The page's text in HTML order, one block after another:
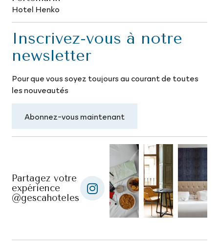
Hotel Henko
Inscrivez-vous à notre
newsletter
Pour que vous soyez toujours au courant de toutes
les nouveautés
Abonnez-vous maintenant
Partagez votre
expérience
@gescahoteles